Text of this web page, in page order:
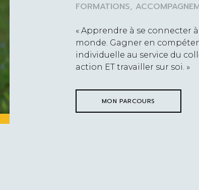
FORMATIONS,
« Apprendre à se connecter
monde. Gagner en
individuelle au service du
action ET travailler sur soi. »
MON PARCOURS